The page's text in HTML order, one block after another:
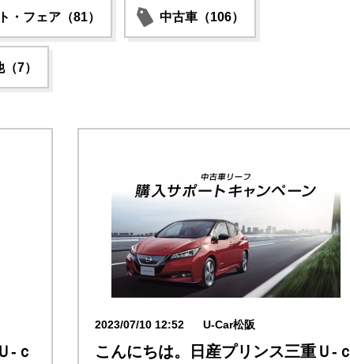
・フェア（81） 中古車（106）
7）
‐ｃ
2023/07/10 12:52 U-Car松阪
こんにちは。日産プリンス三重Ｕ‐ｃ